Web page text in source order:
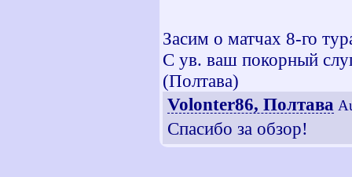
Засим о матчах 8-го
С ув. ваш покорный
(Полтава)
Volonter86, Полтава
Спасибо за обзор!